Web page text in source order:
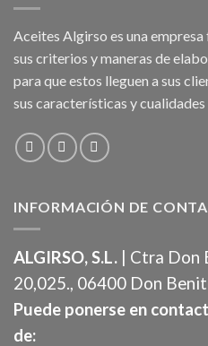
Aceites Algirso es una
sus criterios y maneras de
para que estos lleguen a sus
sus características y
INFORMACIÓN DE
ALGIRSO, S.L. | Ctra Don
20,025., 06400 Don
Puede ponerse en
de: